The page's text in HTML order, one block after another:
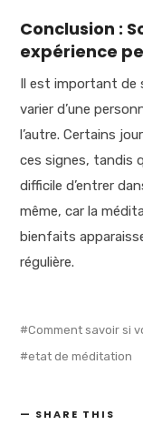
Conclusion :
expérience
Il est important de
varier d’une
l’autre. Certains
ces signes, tandis
difficile d’entrer
même, car la
bienfaits
régulière.
Comment savoir si
etat de méditation
SHARE THIS